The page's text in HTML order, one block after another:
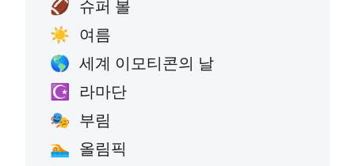
🏈 슈퍼 볼
☀️ 여름
🌎 세계 이모티콘의 날
☪️ 라마단
🎭 부림
🏊 올림픽